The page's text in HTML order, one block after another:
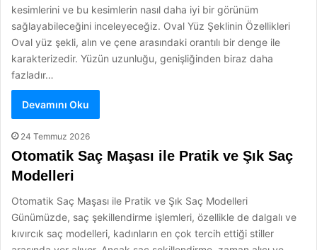
kesimlerini ve bu kesimlerin nasıl daha iyi bir görünüm
sağlayabileceğini inceleyeceğiz. Oval Yüz Şeklinin Özellikleri
Oval yüz şekli, alın ve çene arasındaki orantılı bir denge ile
karakterizedir. Yüzün uzunluğu, genişliğinden biraz daha
fazladır…
Devamını Oku
24 Temmuz 2026
Otomatik Saç Maşası ile Pratik ve Şık Saç
Modelleri
Otomatik Saç Maşası ile Pratik ve Şık Saç Modelleri
Günümüzde, saç şekillendirme işlemleri, özellikle de dalgalı ve
kıvırcık saç modelleri, kadınların en çok tercih ettiği stiller